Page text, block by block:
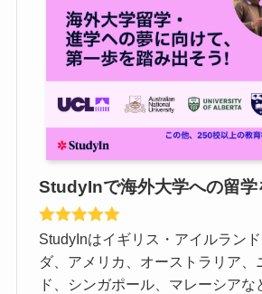
StudyInで海外大学への留学
StudyInはイギリス・アイルラン
ダ、アメリカ、オーストラリア、
ド、シンガポール、マレーシアな